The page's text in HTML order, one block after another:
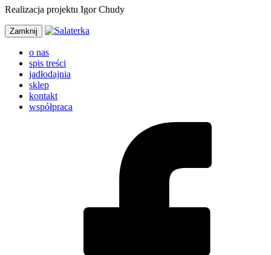
Realizacja projektu Igor Chudy
Zamknij
o nas
spis treści
jadłodajnia
sklep
kontakt
współpraca